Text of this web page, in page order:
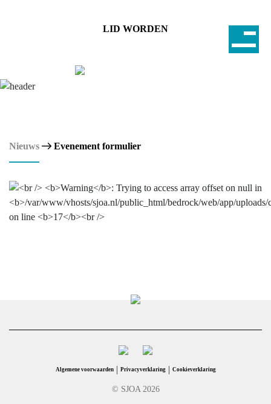
LID WORDEN
Nieuws Evenement formulier
© SJOA 2026
Algemene voorwaarden | Privacyverklaring | Cookieverklaring